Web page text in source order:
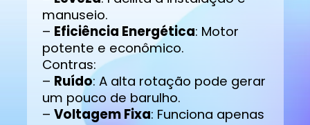
manuseio.
– Eficiência Energética: Motor
potente e econômico.
Contras:
– Ruído: A alta rotação pode gerar
um pouco de barulho.
– Voltagem Fixa: Funciona apenas